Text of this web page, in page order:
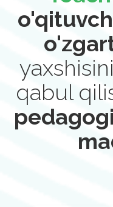
qabul